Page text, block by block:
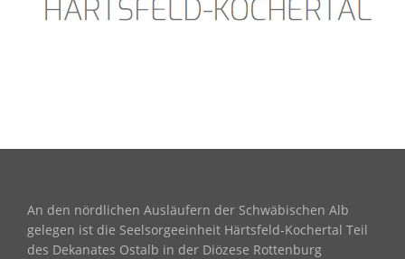
An den nördlichen Ausläufern der Schwäbischen Alb
gelegen ist die Seelsorgeeinheit Härtsfeld-Kochertal Teil
des Dekanates Ostalb in der Diözese Rottenburg